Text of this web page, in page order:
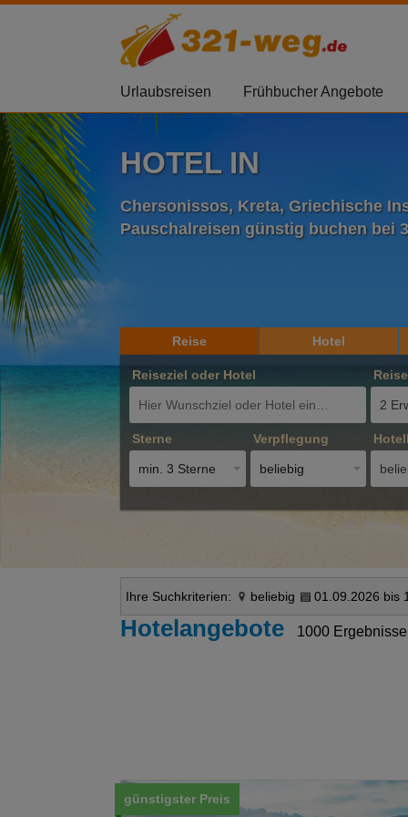
Urlaubsreisen Frühbucher Angebote
HOTEL IN
Chersonissos, Kreta, Griechische
Pauschalreisen günstig buchen bei
Reise Hotel
Reiseziel oder Hotel
2
Sterne
min. 3 Sterne
Verpflegung
beliebig
Ihre Suchkriterien: beliebig 01.09.2026 bis
Hotelangebote 1000 Ergebnisse
günstigster Preis